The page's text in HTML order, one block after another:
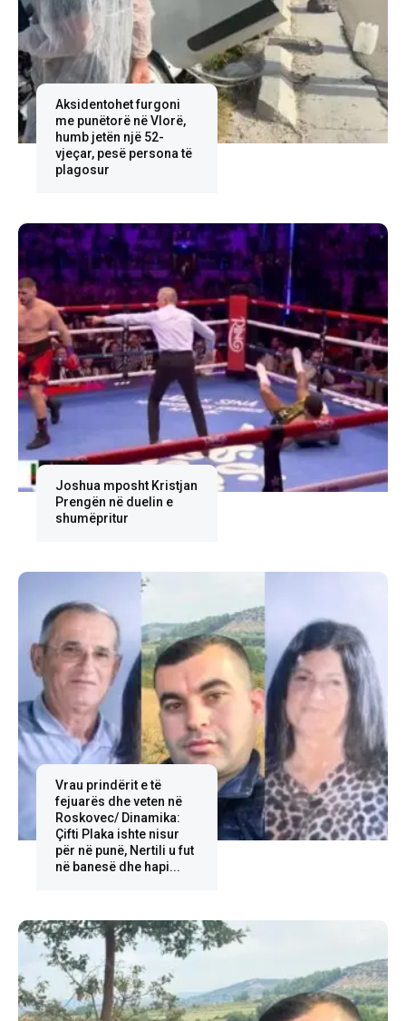
Aksidentohet furgoni
me punëtorë në Vlorë,
humb jetën një 52-
vjeçar, pesë persona të
plagosur
Joshua mposht Kristjan
Prengën në duelin e
shumëpritur
Vrau prindërit e të
fejuarës dhe veten në
Roskovec/ Dinamika:
Çifti Plaka ishte nisur
për në punë, Nertili u fut
në banesë dhe hapi...